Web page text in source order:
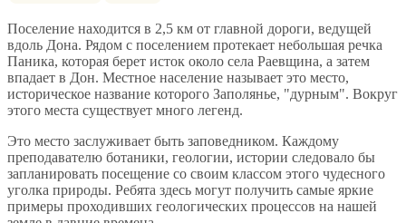
Поселение находится в 2,5 км от главной дороги, ведущей
вдоль Дона. Рядом с поселением протекает небольшая речка
Паника, которая берет исток около села Раевщина, а затем
впадает в Дон. Местное население называет это место,
историческое название которого Заполянье, "дурным". Вокруг
этого места существует много легенд.
Это место заслуживает быть заповедником. Каждому
преподавателю ботаники, геологии, истории следовало бы
запланировать посещение со своим классом этого чудесного
уголка природы. Ребята здесь могут получить самые яркие
примеры проходивших геологических процессов на нашей